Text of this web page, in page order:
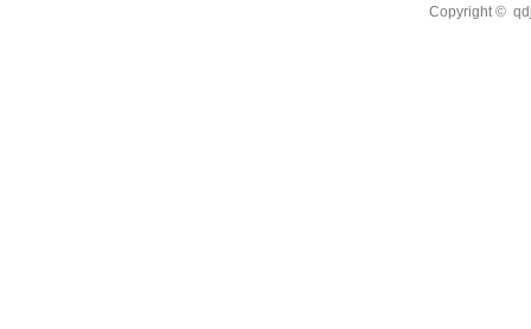
Copyright ©